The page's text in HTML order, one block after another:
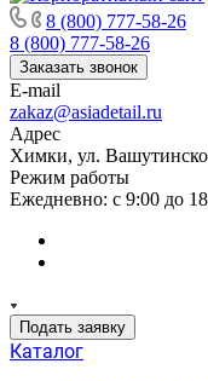
8 (800) 777-58-26
8 (800) 777-58-26
Заказать звонок
E-mail
zakaz@asiadetail.ru
Адрес
Химки, ул.
Режим работы
Ежедневно: с 9:00 до
Подать заявку
Каталог